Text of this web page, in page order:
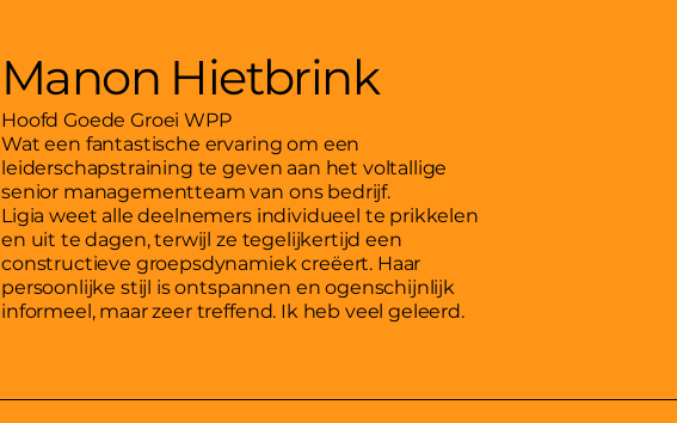
Manon Hietbrink
Hoofd Goede Groei WPP
Wat een fantastische ervaring om een
leiderschapstraining te geven aan het voltallige
senior managementteam van ons bedrijf.
Ligia weet alle deelnemers individueel te prikkelen
en uit te dagen, terwijl ze tegelijkertijd een
constructieve groepsdynamiek creëert. Haar
persoonlijke stijl is ontspannen en ogenschijnlijk
informeel, maar zeer treffend. Ik heb veel geleerd.